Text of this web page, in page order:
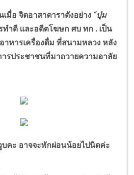
อ จิตอาสาดาราดังอย่าง “บุ๋ม
ำดี และอดีตโฆษก ศบ ทก . เป็น
าหารเครื่องดื่ม ที่สนามหลวง หลัง
รประชาชนที่มาถวายความอาลัย
คะ อาจจะพักผ่อนน้อยไปนิดค่ะ